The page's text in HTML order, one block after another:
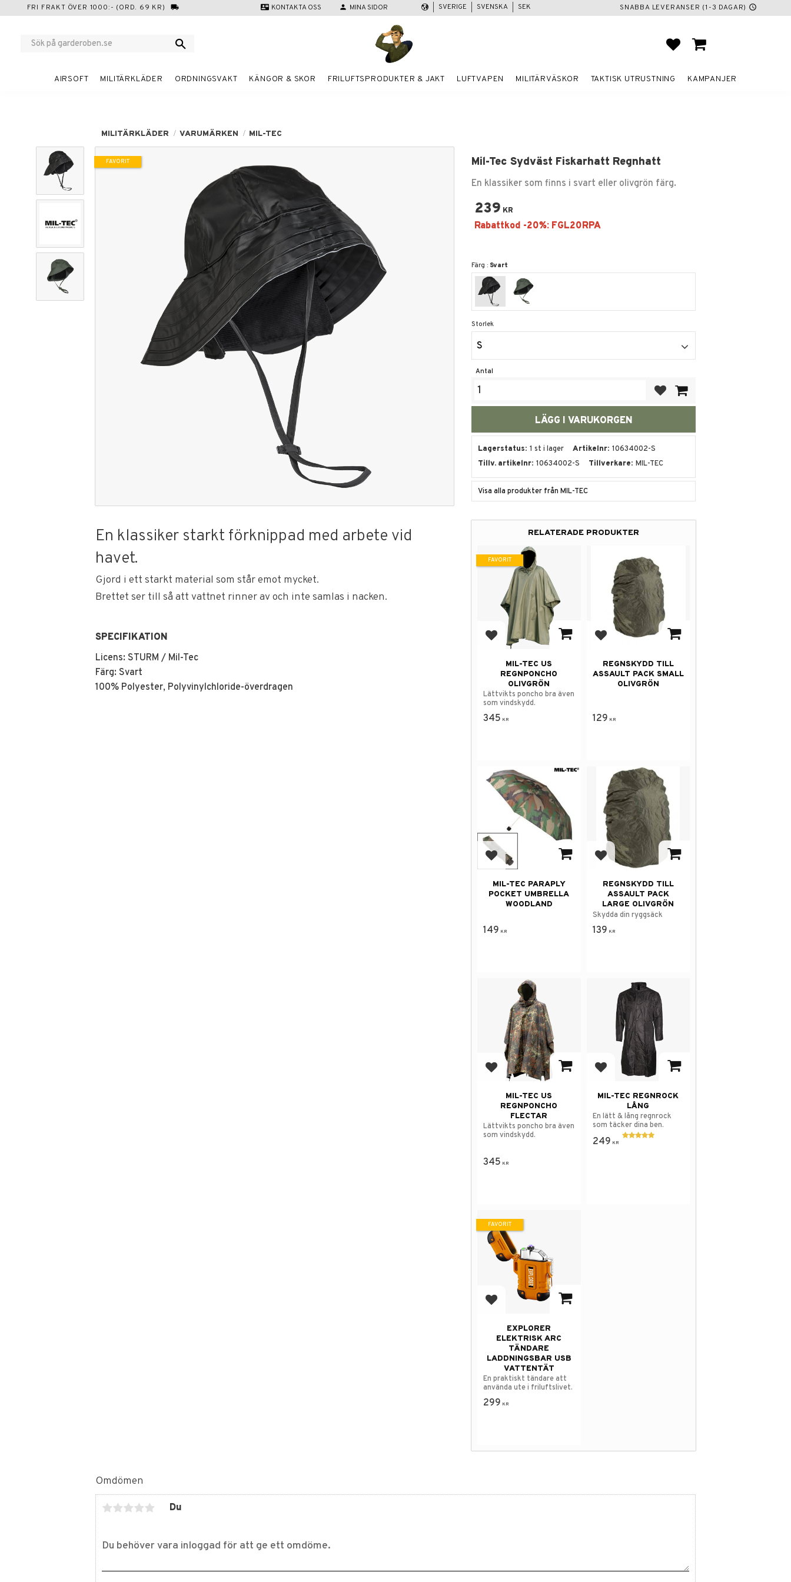
FRI FRAKT ÖVER 1000:- (ORD. 69 KR) local_shipping contact_mail KONTAKTA OSS person MINA SIDOR SNABBA LEVERANSER (1-3 DAGAR) schedule
SVERIGE SVENSKA SEK
FAVORITER
KUNDVAGN
AIRSOFT MILITÄRKLÄDER ORDNINGSVAKT KÄNGOR & SKOR FRILUFTSPRODUKTER & JAKT LUFTVAPEN MILITÄRVÄSKOR TAKTISK UTRUSTNING KAMPANJER
MILITÄRKLÄDER VARUMÄRKEN MIL-TEC
Mil-Tec Sydväst Fiskarhatt Regnhatt
En klassiker som finns i svart eller olivgrön färg.
FAVORIT
239 KR
Färg : Svart
Storlek
S
Antal
Lagerstatus 1 st i lager Artikelnr 10634002-S
Tillv. artikelnr 10634002-S Tillverkare MIL-TEC
Visa alla produkter från MIL-TEC
En klassiker starkt förknippad med arbete vid
havet.
Gjord i ett starkt material som står emot mycket.
Brettet ser till så att vattnet rinner av och inte samlas i nacken.
SPECIFIKATION
Licens: STURM / Mil-Tec
Färg: Svart
100% Polyester, Polyvinylchloride-överdragen
Omdömen
Du
RELATERADE PRODUKTER
Lägg till i favoriter
MIL-TEC US
REGNPONCHO
OLIVGRÖN
Lättvikts poncho bra även
som vindskydd.
345 KR
FAVORIT
Lägg till i favoriter
REGNSKYDD TILL
ASSAULT PACK SMALL
OLIVGRÖN
129 KR
Lägg till i favoriter
MIL-TEC PARAPLY
POCKET UMBRELLA
WOODLAND
149 KR
Lägg till i favoriter
REGNSKYDD TILL
ASSAULT PACK
LARGE OLIVGRÖN
Skydda din ryggsäck
139 KR
Lägg till i favoriter
MIL-TEC US
REGNPONCHO
FLECTAR
Lättvikts poncho bra även
som vindskydd.
345 KR
Lägg till i favoriter
MIL-TEC REGNROCK
LÅNG
En lätt & lång regnrock
som täcker dina ben.
249 KR
Lägg till i favoriter
EXPLORER
ELEKTRISK ARC
TÄNDARE
LADDNINGSBAR USB
VATTENTÄT
En praktiskt tändare att
använda ute i friluftslivet.
299 KR
FAVORIT